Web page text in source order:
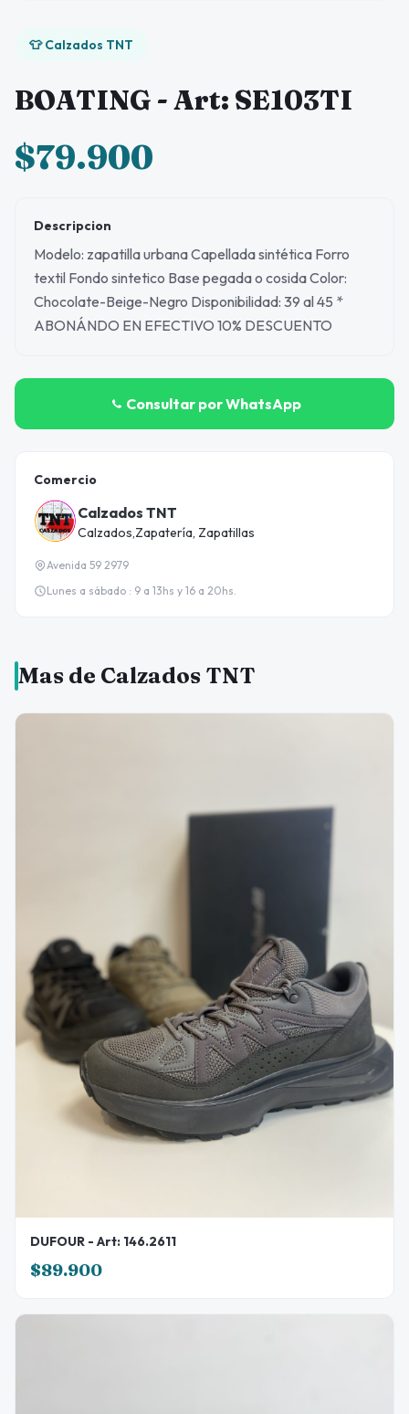
👕 Calzados TNT
BOATING - Art: SE103TI
$79.900
Descripcion
Modelo: zapatilla urbana Capellada sintética Forro
textil Fondo sintetico Base pegada o cosida Color:
Chocolate-Beige-Negro Disponibilidad: 39 al 45 *
ABONÁNDO EN EFECTIVO 10% DESCUENTO
Consultar por WhatsApp
Comercio
Calzados TNT
Calzados,Zapatería, Zapatillas
Avenida 59 2979
Lunes a sábado : 9 a 13hs y 16 a 20hs.
Mas de Calzados TNT
DUFOUR - Art: 146.2611
$89.900